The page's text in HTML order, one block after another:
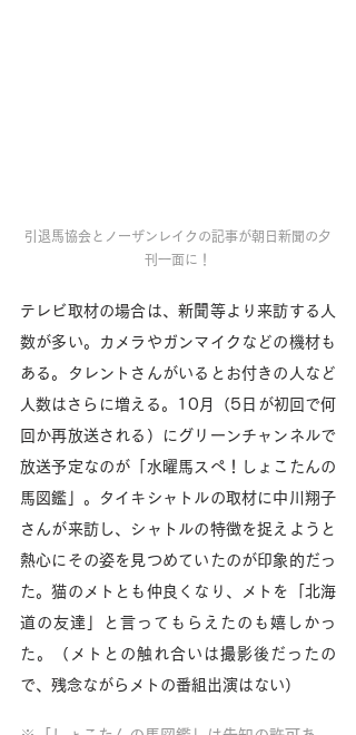
引退馬協会とノーザンレイクの記事が朝日新聞の夕
刊一面に！
テレビ取材の場合は、新聞等より来訪する人
数が多い。カメラやガンマイクなどの機材も
ある。タレントさんがいるとお付きの人など
人数はさらに増える。10月（5日が初回で何
回か再放送される）にグリーンチャンネルで
放送予定なのが「水曜馬スぺ！しょこたんの
馬図鑑」。タイキシャトルの取材に中川翔子
さんが来訪し、シャトルの特徴を捉えようと
熱心にその姿を見つめていたのが印象的だっ
た。猫のメトとも仲良くなり、メトを「北海
道の友達」と言ってもらえたのも嬉しかっ
た。（メトとの触れ合いは撮影後だったの
で、残念ながらメトの番組出演はない）